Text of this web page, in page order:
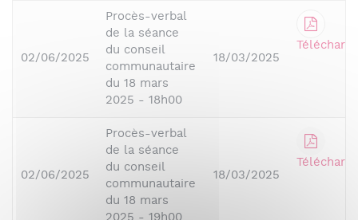
02/06/2025
Procès-verbal
de la séance
du conseil
communautaire
du 18 mars
2025 - 18h00
18/03/2025
02/06/2025
Procès-verbal
de la séance
du conseil
communautaire
du 18 mars
2025 - 19h00
18/03/2025